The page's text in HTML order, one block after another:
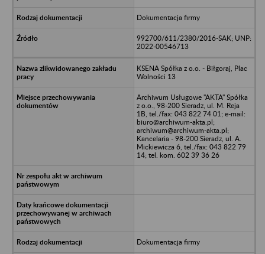
Dokumentacja firmy
992700/611/2380/2016-SAK; UNP:
2022-00546713
KSENA Spółka z o.o. - Biłgoraj, Plac
Wolności 13
Archiwum Usługowe "AKTA" Spółka
z o.o., 98-200 Sieradz, ul. M. Reja
1B, tel./fax: 043 822 74 01; e-mail:
biuro@archiwum-akta.pl;
archiwum@archiwum-akta.pl;
Kancelaria - 98-200 Sieradz, ul. A.
Mickiewicza 6, tel./fax: 043 822 79
14; tel. kom. 602 39 36 26
Dokumentacja firmy